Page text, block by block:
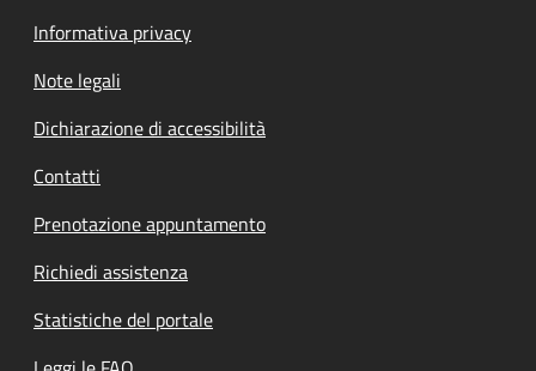
Informativa privacy
Note legali
Dichiarazione di accessibilità
Contatti
Prenotazione appuntamento
Richiedi assistenza
Statistiche del portale